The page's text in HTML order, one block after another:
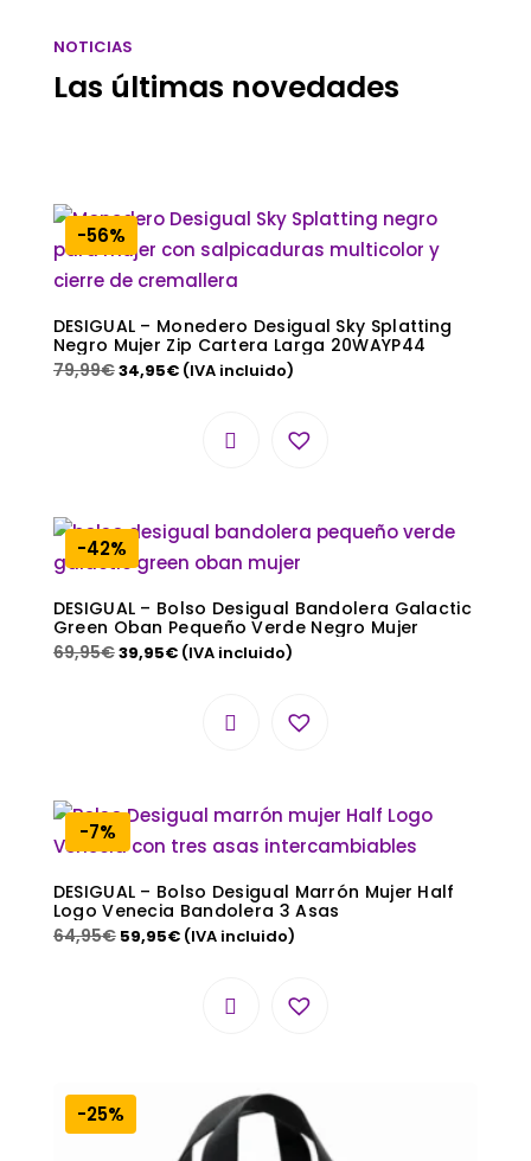
NOTICIAS
Las últimas novedades
-56%
DESIGUAL – Monedero Desigual Sky Splatting
Negro Mujer Zip Cartera Larga 20WAYP44
79,99€34,95€ (IVA incluido)
-42%
DESIGUAL – Bolso Desigual Bandolera Galactic
Green Oban Pequeño Verde Negro Mujer
69,95€39,95€ (IVA incluido)
-7%
DESIGUAL – Bolso Desigual Marrón Mujer Half
Logo Venecia Bandolera 3 Asas
64,95€ 59,95€ (IVA incluido)
-25%